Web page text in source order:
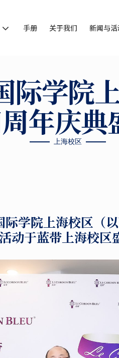
手册 关于我们 新闻与
际学院
年庆典
上海校区
际学院上海校区（
动于蓝带上海校区